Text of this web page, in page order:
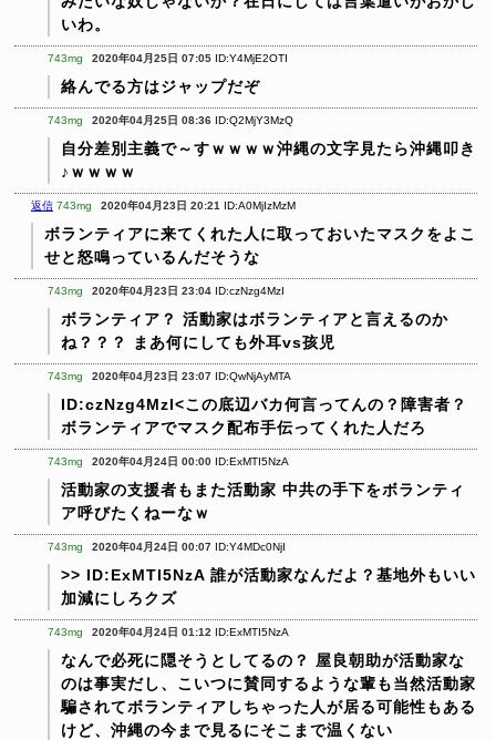
いわ。
743mg 2020年04月25日 07:05 ID:Y4MjE2OTI
絡んでる方はジャップだぞ
743mg 2020年04月25日 08:36 ID:Q2MjY3MzQ
自分差別主義で～すｗｗｗｗ沖縄の文字見たら沖縄叩き
♪ｗｗｗｗ
返信 743mg 2020年04月23日 20:21 ID:A0MjIzMzM
ボランティアに来てくれた人に取っておいたマスクをよこ
せと怒鳴っているんだそうな
743mg 2020年04月23日 23:04 ID:czNzg4MzI
ボランティア？ 活動家はボランティアと言えるのか
ね？？？
まあ何にしても外耳vs孩児
743mg 2020年04月23日 23:07 ID:QwNjAyMTA
ID:czNzg4MzI<この底辺バカ何言ってんの？障害者？
ボランティアでマスク配布手伝ってくれた人だろ
743mg 2020年04月24日 00:00 ID:ExMTI5NzA
活動家の支援者もまた活動家 中共の手下をボランティ
ア呼びたくねーなｗ
743mg 2020年04月24日 00:07 ID:Y4MDc0NjI
>> ID:ExMTI5NzA 誰が活動家なんだよ？基地外もいい
加減にしろクズ
743mg 2020年04月24日 01:12 ID:ExMTI5NzA
なんで必死に隠そうとしてるの？
屋良朝助が活動家な
のは事実だし、こいつに賛同するような輩も当然活動家
騙されてボランティアしちゃった人が居る可能性もある
けど、沖縄の今まで見るにそこまで温くない